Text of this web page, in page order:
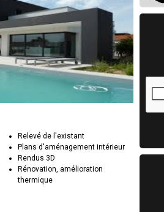
Relevé de l'existant
Plans d'aménagement intérieur
Rendus 3D
Rénovation, amélioration
thermique